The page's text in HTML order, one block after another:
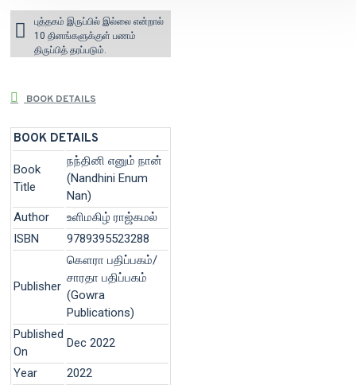
புத்தகம் இருப்பில் இல்லை என்றால்
10 தினங்களுக்குள் பணம்
திருப்பித் தரப்படும்.
BOOK DETAILS
BOOK DETAILS
Book
Title
நந்தினி எனும் நான்
(Nandhini Enum
Nan)
Author
உளிமகிழ் ராஜ்கமல்
ISBN
9789395523288
Publisher
கௌரா பதிப்பகம்/
சாரதா பதிப்பகம்
(Gowra
Publications)
Published
On
Dec 2022
Year
2022